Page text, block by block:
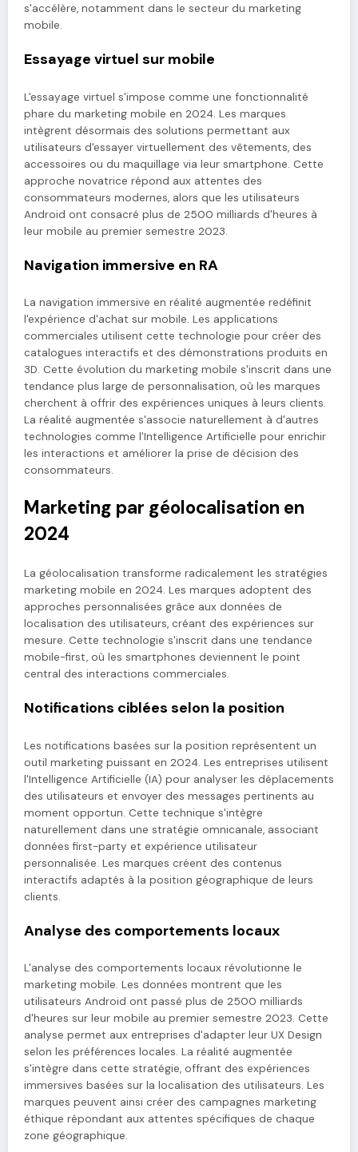
s'accélère, notamment dans le secteur du marketing
mobile.
Essayage virtuel sur mobile
L'essayage virtuel s'impose comme une fonctionnalité
phare du marketing mobile en 2024. Les marques
intègrent désormais des solutions permettant aux
utilisateurs d'essayer virtuellement des vêtements, des
accessoires ou du maquillage via leur smartphone. Cette
approche novatrice répond aux attentes des
consommateurs modernes, alors que les utilisateurs
Android ont consacré plus de 2500 milliards d'heures à
leur mobile au premier semestre 2023.
Navigation immersive en RA
La navigation immersive en réalité augmentée redéfinit
l'expérience d'achat sur mobile. Les applications
commerciales utilisent cette technologie pour créer des
catalogues interactifs et des démonstrations produits en
3D. Cette évolution du marketing mobile s'inscrit dans une
tendance plus large de personnalisation, où les marques
cherchent à offrir des expériences uniques à leurs clients.
La réalité augmentée s'associe naturellement à d'autres
technologies comme l'Intelligence Artificielle pour enrichir
les interactions et améliorer la prise de décision des
consommateurs.
Marketing par géolocalisation en
2024
La géolocalisation transforme radicalement les stratégies
marketing mobile en 2024. Les marques adoptent des
approches personnalisées grâce aux données de
localisation des utilisateurs, créant des expériences sur
mesure. Cette technologie s'inscrit dans une tendance
mobile-first, où les smartphones deviennent le point
central des interactions commerciales.
Notifications ciblées selon la position
Les notifications basées sur la position représentent un
outil marketing puissant en 2024. Les entreprises utilisent
l'Intelligence Artificielle (IA) pour analyser les déplacements
des utilisateurs et envoyer des messages pertinents au
moment opportun. Cette technique s'intègre
naturellement dans une stratégie omnicanale, associant
données first-party et expérience utilisateur
personnalisée. Les marques créent des contenus
interactifs adaptés à la position géographique de leurs
clients.
Analyse des comportements locaux
L'analyse des comportements locaux révolutionne le
marketing mobile. Les données montrent que les
utilisateurs Android ont passé plus de 2500 milliards
d'heures sur leur mobile au premier semestre 2023. Cette
analyse permet aux entreprises d'adapter leur UX Design
selon les préférences locales. La réalité augmentée
s'intègre dans cette stratégie, offrant des expériences
immersives basées sur la localisation des utilisateurs. Les
marques peuvent ainsi créer des campagnes marketing
éthique répondant aux attentes spécifiques de chaque
zone géographique.